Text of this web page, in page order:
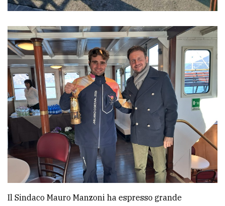
Il Sindaco Mauro Manzoni ha espresso grande